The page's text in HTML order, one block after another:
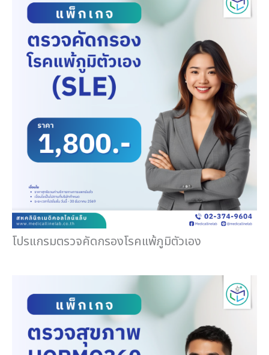
โปรแกรมตรวจคัดกรองโรคแพ้ภูมิตัวเอง